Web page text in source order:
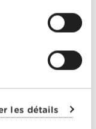
les détails